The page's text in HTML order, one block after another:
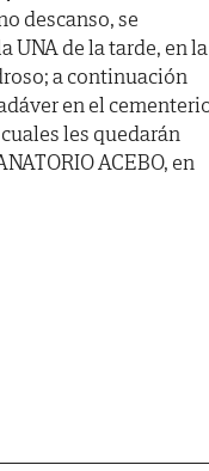
descanso, se
UNA de la tarde, en la
a continuación
en el
les quedarán
ACEBO, en